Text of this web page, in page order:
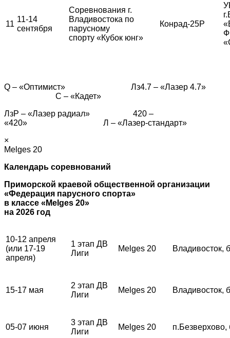
11
11-14
сентября
Соревнования г.
Владивостока по
парусному
спорту «Кубок юнг»
Конрад-25Р
Q – «Оптимист» Лз4.7 – «Лазер 4.7»
С – «Кадет»
ЛзР – «Лазер радиал» 420 –
«420» Л – «Лазер-стандарт»
×
Melges 20
Календарь соревнований
Приморской краевой общественной организации
«Федерация парусного спорта»
в классе «Melges 20»
на 2026 год
10-12 апреля
(или 17-19
апреля)
1 этап ДВ
Лиги
Melges 20 Владивосток,
15-17 мая
2 этап ДВ
Лиги
Melges 20 Владивосток,
05-07 июня
3 этап ДВ
Лиги
Melges 20